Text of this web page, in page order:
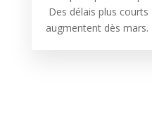
Des délais plus courts
augmentent dès mars.